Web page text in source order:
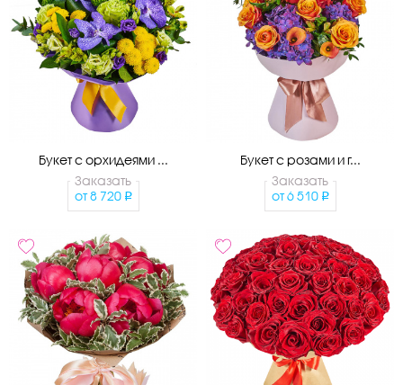
Букет с орхидеями ...
Заказать
от 8 720
Букет с розами и г...
Заказать
от 6 510